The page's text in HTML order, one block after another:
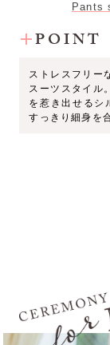
Pants
POINT
ストレスフリー
スーツスタイル
を惹き出せるシ
すっきり細身を